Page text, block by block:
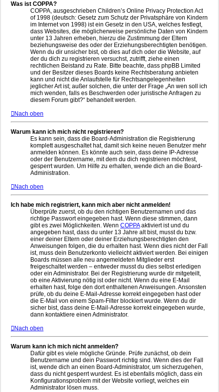
Was ist COPPA?
COPPA, ausgeschrieben Children’s Online Privacy Protection Act
of 1998 (deutsch: Gesetz zum Schutz der Privatsphäre von Kindern
im Internet von 1998) ist ein Gesetz in den USA, welches festlegt,
dass Websites, die möglicherweise persönliche Daten von Kindern
unter 13 Jahren erheben, hierzu die Zustimmung der Eltern
beziehungsweise des oder der Erziehungsberechtigten benötigen.
Wenn du dir unsicher bist, ob dies auf dich oder die Website, auf
der du dich zu registrieren versuchst, zutrifft, ziehe einen
rechtlichen Beistand zu Rate. Bitte beachte, dass phpBB Limited
und der Besitzer dieses Boards keine Rechtsberatung anbieten
kann und nicht die Anlaufstelle für Rechtsangelegenheiten
jeglicher Art ist; außer solchen, die unter der Frage „An wen soll ich
mich wenden, falls es Beschwerden oder juristische Anfragen zu
diesem Forum gibt?“ behandelt werden.
Nach oben
Warum kann ich mich nicht registrieren?
Es kann sein, dass die Board-Administration die Registrierung
komplett ausgeschaltet hat, damit sich keine neuen Benutzer mehr
anmelden können. Es könnte auch sein, dass deine IP-Adresse
oder der Benutzername, mit dem du dich registrieren möchtest,
gesperrt wurden. Um Hilfe zu erhalten, wende dich an die Board-
Administration.
Nach oben
Ich habe mich registriert, kann mich aber nicht anmelden!
Überprüfe zuerst, ob du den richtigen Benutzernamen und das
richtige Passwort eingegeben hast. Wenn diese stimmen, dann
gibt es zwei Möglichkeiten. Wenn COPPAaktiviert ist und du
angegeben hast, dass du unter 13 Jahre alt bist, musst du bzw.
einer deiner Eltern oder deiner Erziehungsberechtigten den
Anweisungen folgen, die du erhalten hast. Wenn dies nicht der Fall
ist, muss dein Benutzerkonto vielleicht aktiviert werden. Bei einigen
Boards müssen alle neu angemeldeten Mitglieder erst
freigeschaltet werden – entweder musst du dies selbst erledigen
oder ein Administrator. Bei der Registrierung wurde dir mitgeteilt,
ob eine Aktivierung nötig ist oder nicht. Wenn du eine E-Mail
erhalten hast, folge den dort enthaltenen Anweisungen. Ansonsten
prüfe, ob du deine E-Mail-Adresse korrekt eingegeben hast oder
die E-Mail von einem Spam-Filter blockiert wurde. Wenn du dir
sicher bist, dass deine E-Mail-Adresse korrekt eingegeben wurde,
dann kontaktiere einen Administrator.
Nach oben
Warum kann ich mich nicht anmelden?
Dafür gibt es viele mögliche Gründe. Prüfe zunächst, ob dein
Benutzername und dein Passwort richtig sind. Wenn dies der Fall
ist, wende dich an einen Board-Administrator, um sicherzugehen,
dass du nicht gesperrt wurdest. Es ist ebenfalls möglich, dass ein
Konfigurationsproblem mit der Website vorliegt, welches ein
Administrator lösen muss.